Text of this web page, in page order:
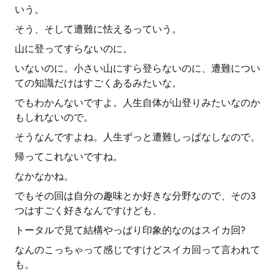
いう。
そう、そして遭難に怯えるっていう。
山に登ってすらないのに。
いないのに。小さい山にすら登らないのに、遭難につい
ての知識だけはすごくあるみたいな。
でもわかんないですよ。人生自体が山登りみたいなのか
もしれないので。
そうなんですよね。人生ずっと遭難しっぱなしなので。
帰ってこれないですね。
なかなかね。
でもその回は自分の趣味とか好きな分野なので、その3
つはすごく好きなんですけども、
トータルで見て結構やっぱり印象的なのはスイカ回?
なんのこっちゃって感じですけどスイカ回って言われて
も。